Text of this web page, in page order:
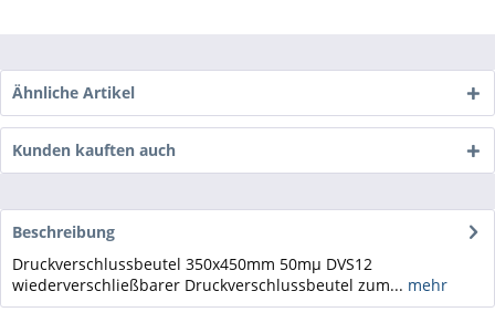
Ähnliche Artikel
Kunden kauften auch
Beschreibung
Druckverschlussbeutel 350x450mm 50mµ DVS12
wiederverschließbarer Druckverschlussbeutel zum... mehr